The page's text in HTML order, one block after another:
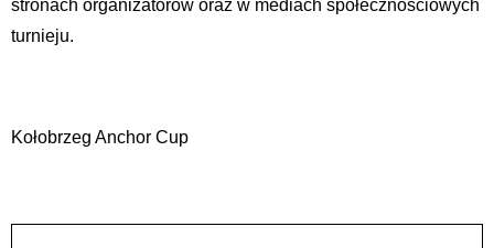
stronach organizatorów oraz w mediach społecznościowych
turnieju.
Kołobrzeg Anchor Cup